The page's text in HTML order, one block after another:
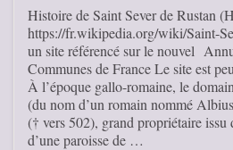
Histoire de Saint Sever de Rustan
https://fr.wikipedia.org/wiki/Saint-
un site référencé sur le nouvel
Communes de France Le site est
À l’époque gallo-romaine, le
(du nom d’un romain nommé
(† vers 502), grand propriétaire
d’une paroisse de …